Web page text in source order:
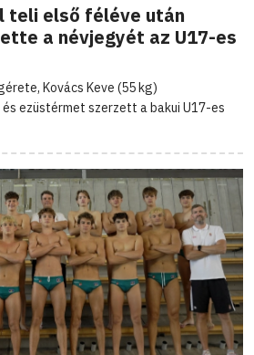
teli első féléve után
a névjegyét az U17-es
Kovács Keve (55 kg)
ezüstérmet szerzett a bakui U17-es